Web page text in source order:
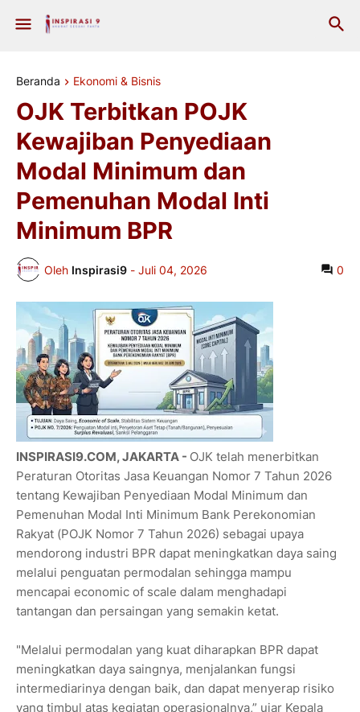
Beranda Ekonomi & Bisnis
OJK Terbitkan POJK
Kewajiban Penyediaan
Modal Minimum dan
Pemenuhan Modal Inti
Minimum BPR
Oleh Inspirasi9 - Juli 04, 2026 0
INSPIRASI9.COM, JAKARTA - OJK telah menerbitkan
Peraturan Otoritas Jasa Keuangan Nomor 7 Tahun 2026
tentang Kewajiban Penyediaan Modal Minimum dan
Pemenuhan Modal Inti Minimum Bank Perekonomian
Rakyat (POJK Nomor 7 Tahun 2026) sebagai upaya
mendorong industri BPR dapat meningkatkan daya saing
melalui penguatan permodalan sehingga mampu
mencapai economic of scale dalam menghadapi
tantangan dan persaingan yang semakin ketat.
"Melalui permodalan yang kuat diharapkan BPR dapat
meningkatkan daya saingnya, menjalankan fungsi
intermediarinya dengan baik, dan dapat menyerap risiko
yang timbul atas kegiatan operasionalnya,” ujar Kepala